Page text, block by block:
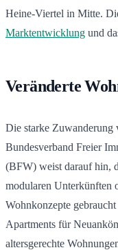
Heine-Viertel in Mitte.
Marktentwicklung und
Veränderte
Die starke Zuwanderung
Bundesverband Freier
(BFW) weist darauf hin,
modularen Unterkünften
Wohnkonzepte
Apartments für
altersgerechte